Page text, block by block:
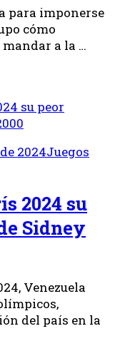
para imponerse
cómo
a la …
2024Juegos
2024 su
Sidney
Venezuela
del país en la